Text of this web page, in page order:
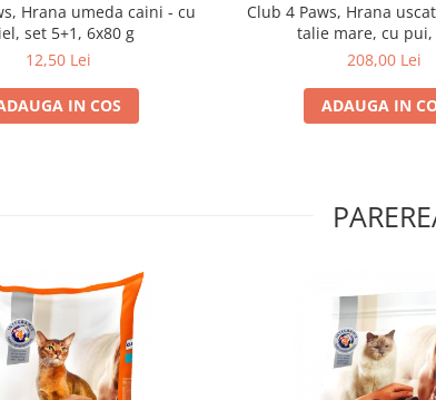
Hrana umeda caini - cu
set 5+1, 6x80 g
12,50 Lei
IN COS
Club 4 Paws, Hrana
talie mare, cu pui,
208,00 Lei
ADAUGA IN